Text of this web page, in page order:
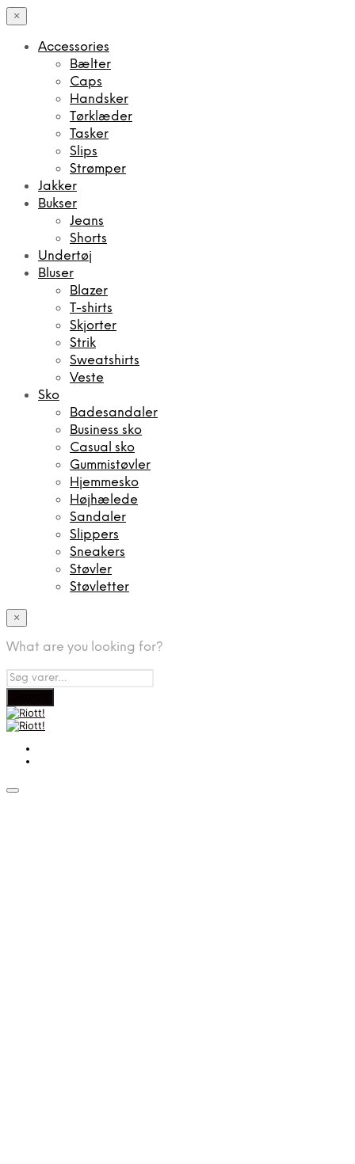
×
Accessories
Bælter
Caps
Handsker
Tørklæder
Tasker
Slips
Strømper
Jakker
Bukser
Jeans
Shorts
Undertøj
Bluser
Blazer
T-shirts
Skjorter
Strik
Sweatshirts
Veste
Sko
Badesandaler
Business sko
Casual sko
Gummistøvler
Hjemmesko
Højhælede
Sandaler
Slippers
Sneakers
Støvler
Støvletter
×
What are you looking for?